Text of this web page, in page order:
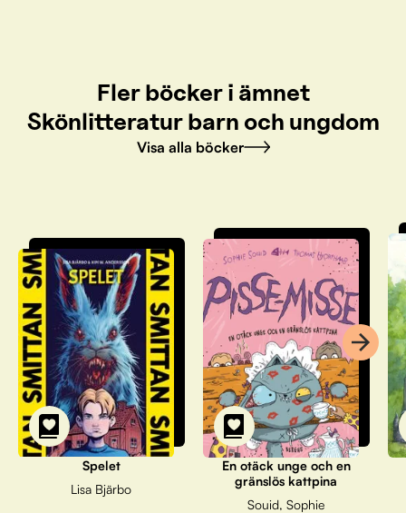
Fler böcker i ämnet
Skönlitteratur barn och ungdom
Visa alla böcker
Spelet
Lisa Bjärbo
En otäck unge och en
gränslös kattpina
Souid, Sophie